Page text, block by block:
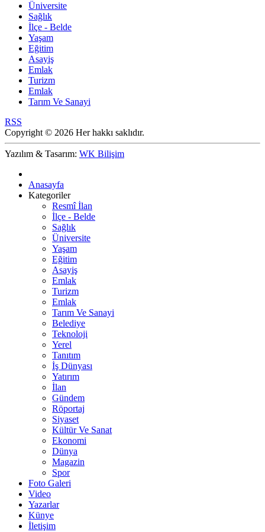
Üniversite
Sağlık
İlçe - Belde
Yaşam
Eğitim
Asayiş
Emlak
Turizm
Emlak
Tarım Ve Sanayi
RSS
Copyright © 2026 Her hakkı saklıdır.
Yazılım & Tasarım: WK Bilişim
Anasayfa
Kategoriler
Resmî İlan
İlçe - Belde
Sağlık
Üniversite
Yaşam
Eğitim
Asayiş
Emlak
Turizm
Emlak
Tarım Ve Sanayi
Belediye
Teknoloji
Yerel
Tanıtım
İş Dünyası
Yatırım
İlan
Gündem
Röportaj
Siyaset
Kültür Ve Sanat
Ekonomi
Dünya
Magazin
Spor
Foto Galeri
Video
Yazarlar
Künye
İletişim